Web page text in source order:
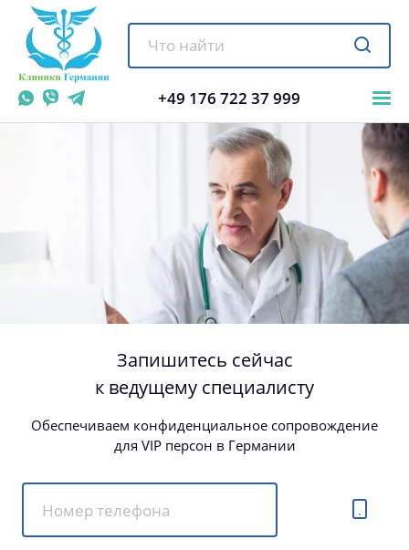
+49 176 722 37 999
Запишитесь сейчас
к ведущему специалисту
Обеспечиваем конфиденциальное сопровождение
для VIP персон в Германии